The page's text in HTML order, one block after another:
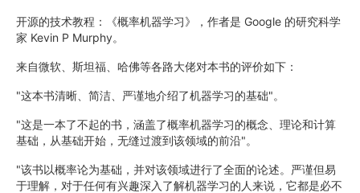
开源的技术教程：《概率机器学习》，作者是 Google 的研究科学
家 Kevin P Murphy。
来自微软、斯坦福、哈佛等各路大佬对本书的评价如下：
"这本书清晰、简洁、严谨地介绍了机器学习的基础"。
"这是一本了不起的书，涵盖了概率机器学习的概念、理论和计算
基础，从基础开始，无缝过渡到该领域的前沿"。
"该书以概率论为基础，并对该领域进行了全面的论述。严谨但易
于理解，对于任何有兴趣深入了解机器学习的人来说，它都是必不